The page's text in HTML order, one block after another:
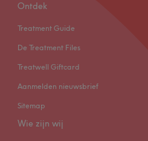
Ontdek
Treatment Guide
De Treatment Files
Treatwell Giftcard
Aanmelden nieuwsbrief
Sitemap
Wie zijn wij